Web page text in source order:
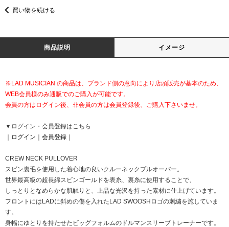
買い物を続ける
商品説明 イメージ
※LAD MUSICIAN の商品は、ブランド側の意向により店頭販売が基本のため、
WEB会員様のみ通販でのご購入が可能です。
会員の方はログイン後、非会員の方は会員登録後、ご購入下さいませ。
▼ログイン・会員登録はこちら
｜ ログイン ｜ 会員登録 ｜
CREW NECK PULLOVER
スビン裏毛を使用した着心地の良いクルーネックプルオーバー。
世界最高級の超長綿スビンゴールドを表糸、裏糸に使用することで、
しっとりとなめらかな肌触りと、上品な光沢を持った素材に仕上げています。
フロントにはLADに斜めの傷を入れたLAD SWOOSHロゴの刺繍を施していま
す。
身幅にゆとりを持たせたビッグフォルムのドルマンスリーブトレーナーです。